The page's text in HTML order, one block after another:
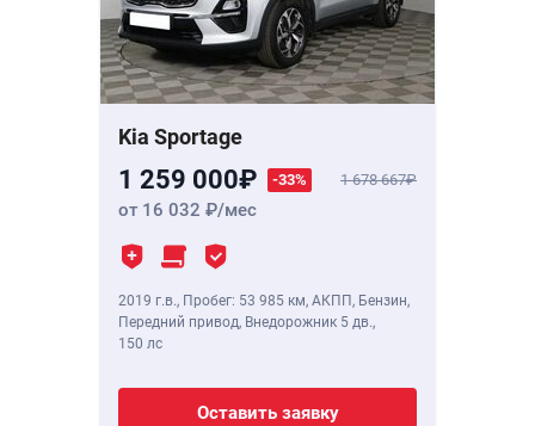
Kia Sportage
1 259 000 -33% 1 678 667
от 16 032 /мес
2019 г.в., Пробег: 53 985 км, АКПП, Бензин,
Передний привод, Внедорожник 5 дв.,
150 лс
Оставить заявку